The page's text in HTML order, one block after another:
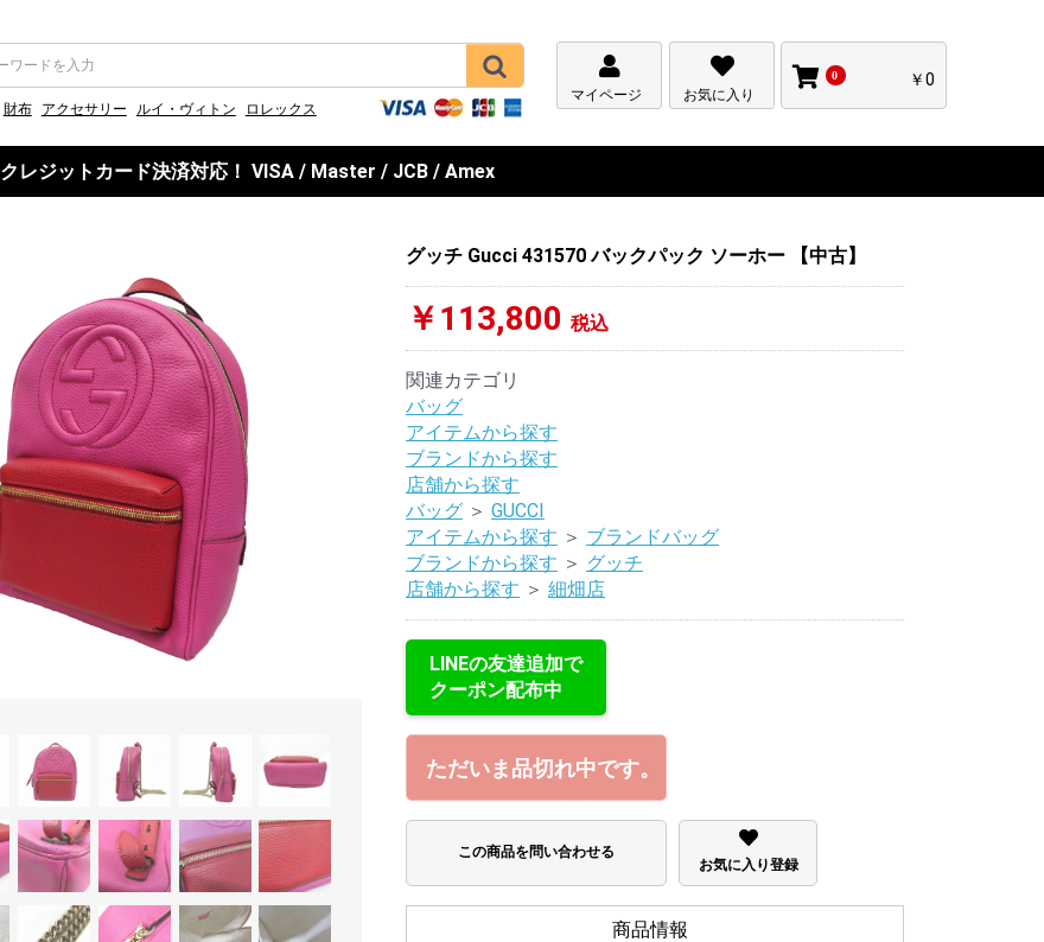
財布 アクセサリー ルイ・ヴィトン ロレックス
マイページ お気に入り
0 ￥0
クレジットカード決済対応！ VISA / Master / JCB / Amex
グッチ Gucci 431570 バックパック ソーホー 【中古】
￥113,800 税込
関連カテゴリ
バッグ
アイテムから探す
ブランドから探す
店舗から探す
バッグ ＞ GUCCI
アイテムから探す ＞ ブランドバッグ
ブランドから探す ＞ グッチ
店舗から探す ＞ 細畑店
LINEの友達追加で
クーポン配布中
ただいま品切れ中です。
この商品を問い合わせる
お気に入り登録
商品情報